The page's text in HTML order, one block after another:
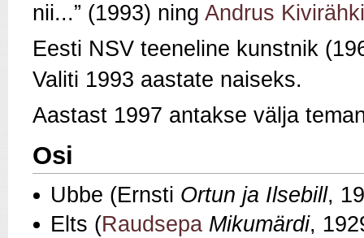
nii...” (1993) ning Andrus Kivirähki
Eesti NSV teeneline kunstnik
Valiti 1993 aastate naiseks.
Aastast 1997 antakse välja
Osi
Ubbe (Ernsti Ortun ja Ilsebill,
Elts (Raudsepa Mikumärdi,